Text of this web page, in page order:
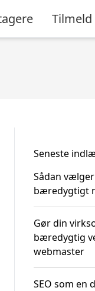
Tilmeld
Seneste
Sådan
bæredygtigt
Gør din
bæredygtig
webmaster
SEO som en